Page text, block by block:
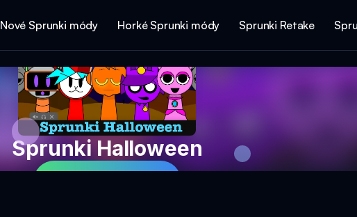
Nové Sprunki módy Horké Sprunki módy Sprunki Retake
Sprunki Halloween